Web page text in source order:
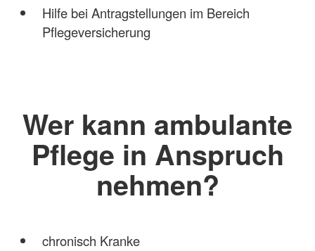
Hilfe bei Antragstellungen im Bereich
Pflegeversicherung
Wer kann ambulante
Pflege in Anspruch
nehmen?
chronisch Kranke